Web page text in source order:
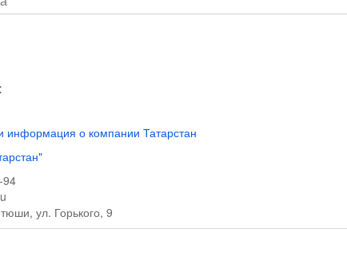
информация о компании Татарстан
94
ул. Горького, 9